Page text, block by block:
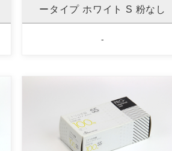
ータイプ ホワイト S 粉なし
-